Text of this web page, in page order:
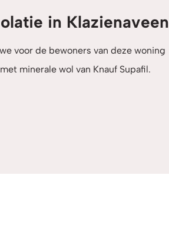
in Klazienaveen
voor de bewoners van deze woning
minerale wol van Knauf Supafil.